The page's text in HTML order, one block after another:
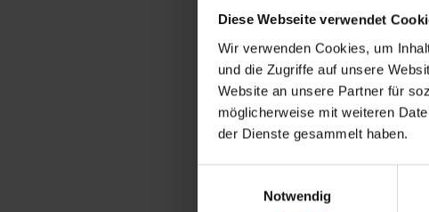
Diese Webseite verwendet
Wir verwenden Cookies, um
und die Zugriffe auf unsere
Website an unsere Partner für
möglicherweise mit weiteren
der Dienste gesammelt haben.
Notwendig